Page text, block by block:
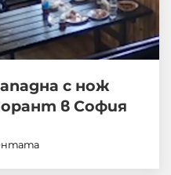
с нож
в София